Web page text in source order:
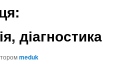
діагностика
meduk